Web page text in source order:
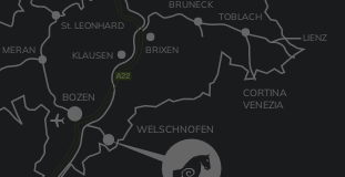
KLAUSEN
BRIXEN
WELSCHNOFEN
LIENZ
BRUNECK
TOBLACH
CORTINA
VENEZIA
BOZEN
MERAN
St. LEONHARD